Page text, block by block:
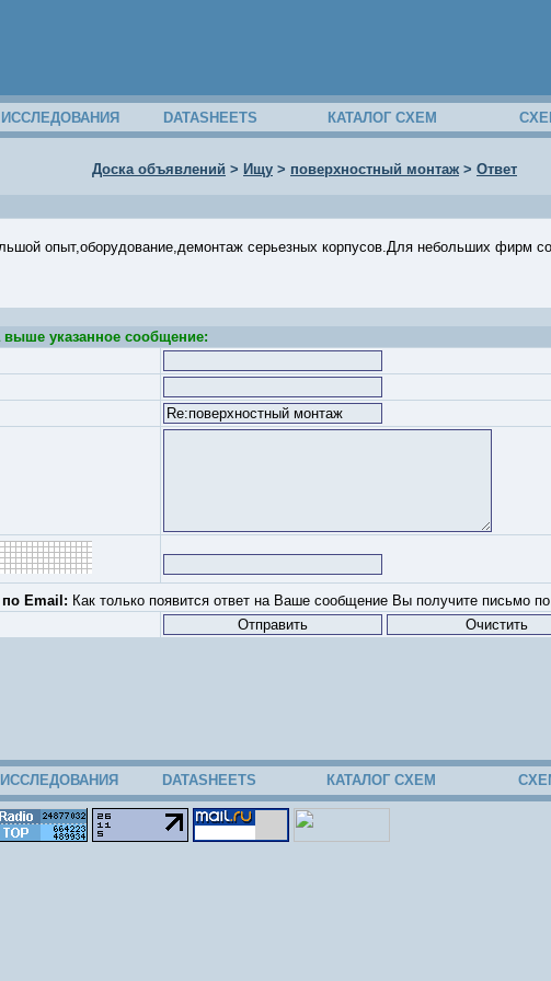
ИССЛЕДОВАНИЯ DATASHEETS КАТАЛОГ СХЕМ
Доска объявлений > Ищу > поверхностный монтаж > Ответ
опыт,оборудование,демонтаж серьезных корпусов.Для небольших фирм
выше указанное сообщение:
Email: Как только появится ответ на Ваше сообщение Вы получите письмо по
ИССЛЕДОВАНИЯ DATASHEETS КАТАЛОГ СХЕМ